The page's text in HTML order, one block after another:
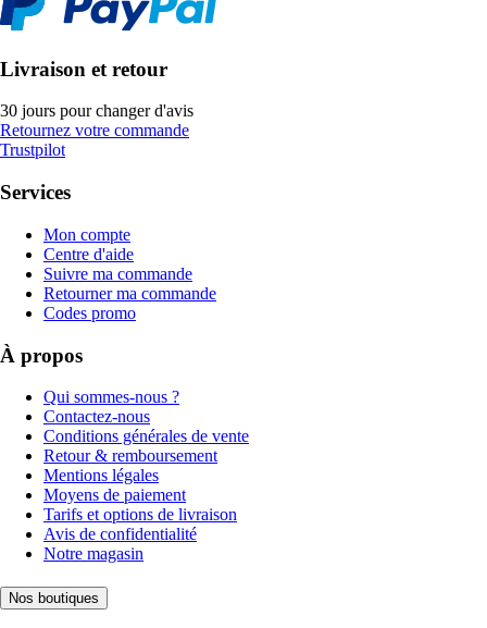
Livraison et retour
30 jours pour changer d'avis
Retournez votre commande
Trustpilot
Services
Mon compte
Centre d'aide
Suivre ma commande
Retourner ma commande
Codes promo
À propos
Qui sommes-nous ?
Contactez-nous
Conditions générales de vente
Retour & remboursement
Mentions légales
Moyens de paiement
Tarifs et options de livraison
Avis de confidentialité
Notre magasin
Nos boutiques